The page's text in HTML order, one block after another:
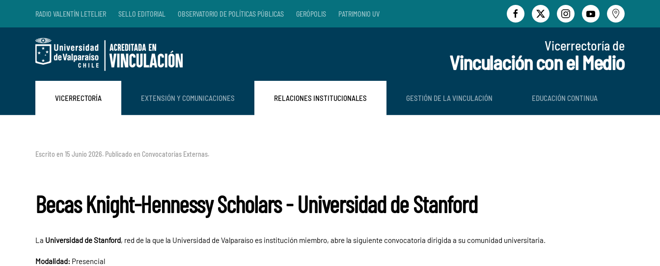
Skip to main content
RADIO VALENTÍN LETELIER SELLO EDITORIAL OBSERVATORIO DE POLÍTICAS PÚBLICAS GERÓPOLIS PATRIMONIO UV
Vicerrectoría de
Vinculación con el Medio
VICERRECTORÍA EXTENSIÓN Y COMUNICACIONES RELACIONES INSTITUCIONALES GESTIÓN DE LA VINCULACIÓN EDUCACIÓN CONTINUA
Escrito en 15 Junio 2026. Publicado en Convocatorias Externas.
Becas Knight-Hennessy Scholars - Universidad de Stanford
La Universidad de Stanford, red de la que la Universidad de Valparaíso es institución miembro, abre la siguiente convocatoria dirigida a su comunidad universitaria.
Modalidad: Presencial